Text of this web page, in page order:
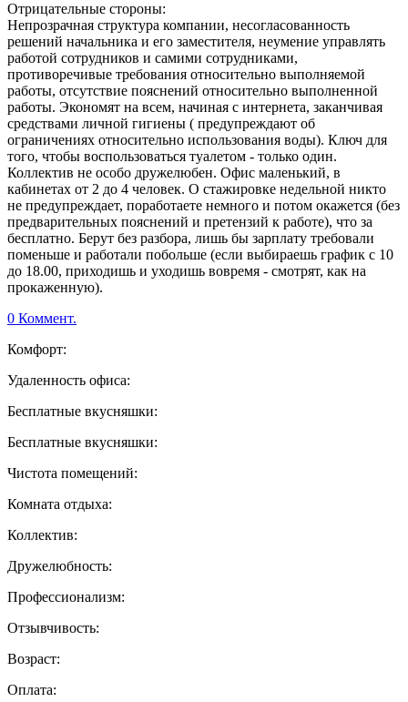
Отрицательные стороны:
Непрозрачная структура компании, несогласованность
решений начальника и его заместителя, неумение управлять
работой сотрудников и самими сотрудниками,
противоречивые требования относительно выполняемой
работы, отсутствие пояснений относительно выполненной
работы. Экономят на всем, начиная с интернета, заканчивая
средствами личной гигиены ( предупреждают об
ограничениях относительно использования воды). Ключ для
того, чтобы воспользоваться туалетом - только один.
Коллектив не особо дружелюбен. Офис маленький, в
кабинетах от 2 до 4 человек. О стажировке недельной никто
не предупреждает, поработаете немного и потом окажется (без
предварительных пояснений и претензий к работе), что за
бесплатно. Берут без разбора, лишь бы зарплату требовали
поменьше и работали побольше (если выбираешь график с 10
до 18.00, приходишь и уходишь вовремя - смотрят, как на
прокаженную).
0 Коммент.
Комфорт:
Удаленность офиса:
Бесплатные вкусняшки:
Бесплатные вкусняшки:
Чистота помещений:
Комната отдыха:
Коллектив:
Дружелюбность:
Профессионализм:
Отзывчивость:
Возраст:
Оплата: